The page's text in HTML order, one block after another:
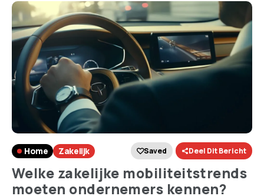
Home Zakelijk Saved Deel Dit Bericht
Welke zakelijke mobiliteitstrends
moeten ondernemers kennen?